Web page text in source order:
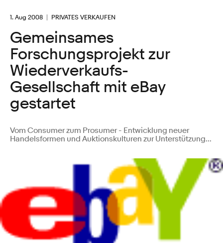
1. Aug 2008 PRIVATES VERKAUFEN
Gemeinsames
Forschungsprojekt zur
Wiederverkaufs-
Gesellschaft mit eBay
gestartet
Vom Consumer zum Prosumer - Entwicklung neuer
Handelsformen und Auktionskulturen zur Unterstützung...